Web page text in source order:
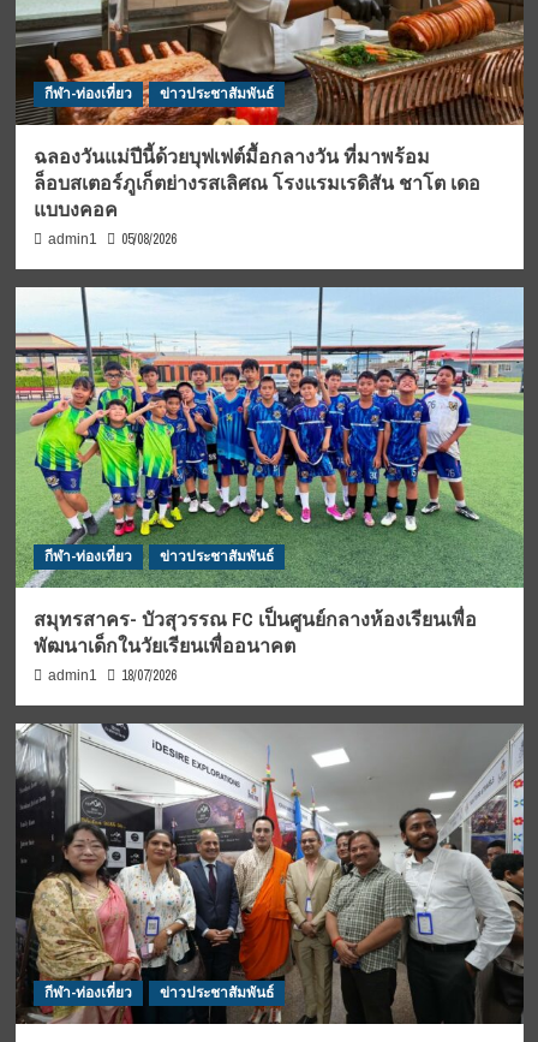
กีฬา-ท่องเที่ยว ข่าวประชาสัมพันธ์
ฉลองวันแม่ปีนี้ด้วยบุฟเฟต์มื้อกลางวัน ที่มาพร้อม
ล็อบสเตอร์ภูเก็ตย่างรสเลิศณ โรงแรมเรดิสัน ชาโต เดอ
แบบงคอค
admin1 05/08/2026
กีฬา-ท่องเที่ยว ข่าวประชาสัมพันธ์
สมุทรสาคร- บัวสุวรรณ FC เป็นศูนย์กลางห้องเรียนเพื่อ
พัฒนาเด็กในวัยเรียนเพื่ออนาคต
admin1 18/07/2026
กีฬา-ท่องเที่ยว ข่าวประชาสัมพันธ์